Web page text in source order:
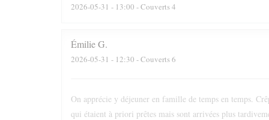
2026-05-31 - 13:00 - Couverts 4
ÉmilieG
2026-05-31 - 12:30 - Couverts 6
On apprécie y déjeuner en famille de temps en temps.
qui étaient à priori prêtes mais sont arrivées plus